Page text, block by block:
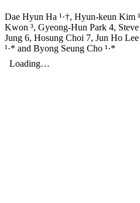
Dae Hyun Ha ¹·†, Hyun-keun Kim
Kwon ³, Gyeong-Hun Park 4,
Jung 6, Hosung Choi 7, Jun Ho
¹·* and Byong Seung Cho ¹·*